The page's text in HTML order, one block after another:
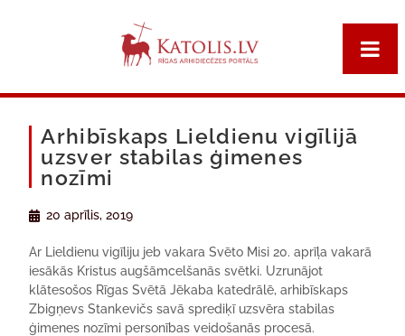
Arhibīskaps Lieldienu vigīlijā
uzsver stabilas ģimenes
nozīmi
20 aprīlis, 2019
Ar Lieldienu vigīliju jeb vakara Svēto Misi 20. aprīļa vakarā
iesākās Kristus augšāmcelšanās svētki. Uzrunājot
klātesošos Rīgas Svētā Jēkaba katedrālē, arhibīskaps
Zbigņevs Stankevičs savā sprediķī uzsvēra stabilas
ģimenes nozīmi personības veidošanās procesā.